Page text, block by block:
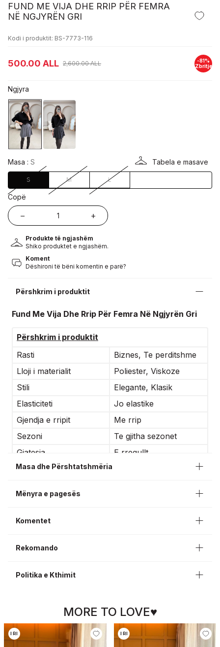
FUND ME VIJA DHE RRIP PËR FEMRA
NË NGJYRËN GRI
Kodi i produktit: BS-7773-116
2,600.00ALL
500.00 ALL -81%
Zbritje
Ngjyra
Masa : S Tabela e masave
S M L
Copë
Produkte të ngjashëm
Shiko produktet e ngjashëm.
Koment
Dëshironi të bëni komentin e parë?
Përshkrim i produktit
Fund Me Vija Dhe Rrip Për Femra Në Ngjyrën Gri
Përshkrim i produktit
Rasti
Biznes, Te perditshme
Lloji i materialit
Poliester, Viskoze
Stili
Elegante, Klasik
Elasticiteti
Jo elastike
Gjendja e rripit
Me rrip
Sezoni
Te gjitha sezonet
Gjatesia
E rregullt
Lloji i pershtatshmerise
Masa dhe Përshtatshmëria
Mënyra e pagesës
Komentet
Rekomando
Politika e Kthimit
MORE TO LOVE♥
I RI I RI